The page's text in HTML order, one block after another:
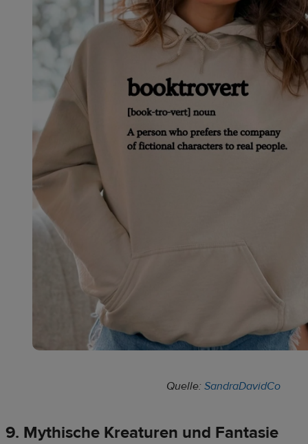
Quelle: SandraDavidCo
9. Mythische Kreaturen und Fantasie